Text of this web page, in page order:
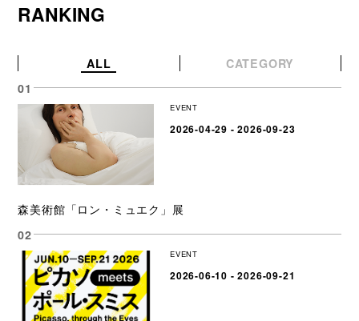
RANKING
ALL CATEGORY
EVENT
2026-04-29 - 2026-09-23
森美術館「ロン・ミュエク」展
EVENT
2026-06-10 - 2026-09-21